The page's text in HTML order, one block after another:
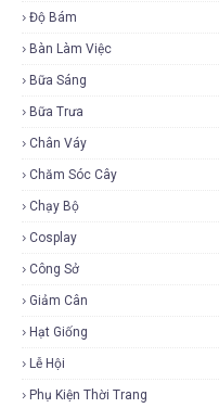
Độ Bám
Bàn Làm Việc
Bữa Sáng
Bữa Trưa
Chân Váy
Chăm Sóc Cây
Chạy Bộ
Cosplay
Công Sở
Giảm Cân
Hạt Giống
Lễ Hội
Phụ Kiện Thời Trang